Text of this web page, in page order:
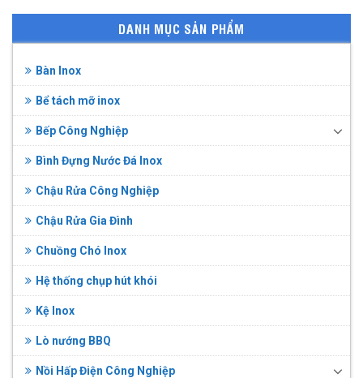
DANH MỤC SẢN PHẨM
Bàn Inox
Bể tách mỡ inox
Bếp Công Nghiệp
Bình Đựng Nước Đá Inox
Chậu Rửa Công Nghiệp
Chậu Rửa Gia Đình
Chuồng Chó Inox
Hệ thống chụp hút khói
Kệ Inox
Lò nướng BBQ
Nồi Hấp Điện Công Nghiệp